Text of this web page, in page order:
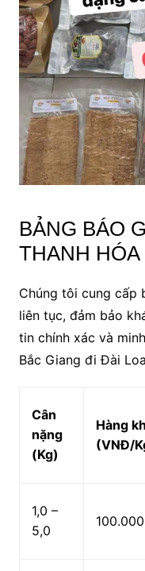
BẢNG BÁO
THANH
Chúng tôi cung cấp
liên tục, đảm bảo
tin chính xác và
Bắc Giang đi Đài
Cân
nặng
(Kg)
Hàng
(VNĐ/
1,0 –
5,0
100.000